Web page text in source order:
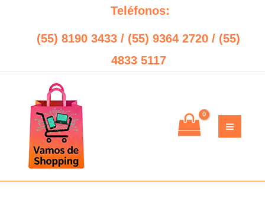
contenido
Teléfonos:
(55) 8190 3433 / (55) 9364 2720 / (55)
4833 5117